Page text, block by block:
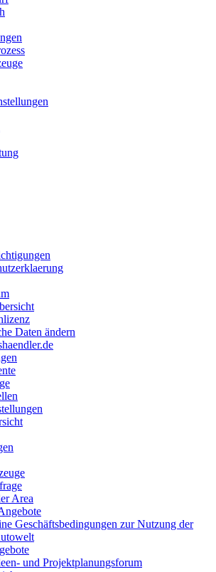
Daten ändern
Area
Geschäftsbedingungen zur Nutzung der
und Projektplanungsforum